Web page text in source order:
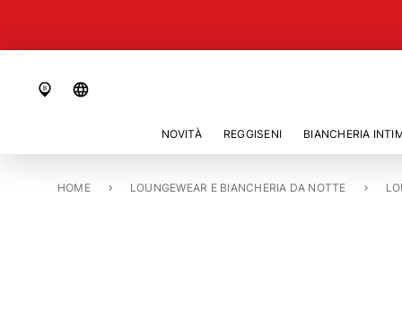
language
NOVITÀ REGGISENI BIANCHERIA
HOME LOUNGEWEAR E BIANCHERIA DA NOTTE
MAGLIA A MANICA LUNGA «CASHMERE SENSATION»